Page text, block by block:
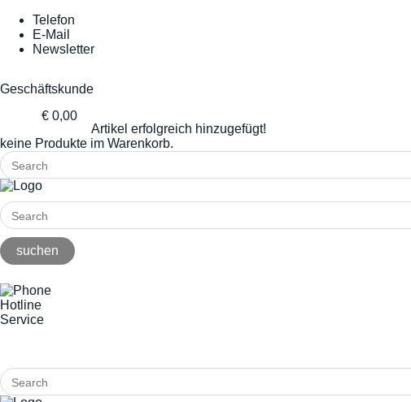
Telefon
E-Mail
Newsletter
Geschäftskunde
€ 0,00
Artikel erfolgreich hinzugefügt!
keine Produkte im Warenkorb.
Hotline
Service